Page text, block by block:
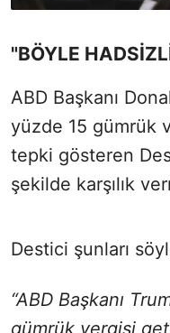
"BÖYLE
ABD Başkanı
yüzde 15 gümrük
tepki gösteren
şekilde karşılık
Destici şunları
“ABD Başkanı
gümrük vergisi